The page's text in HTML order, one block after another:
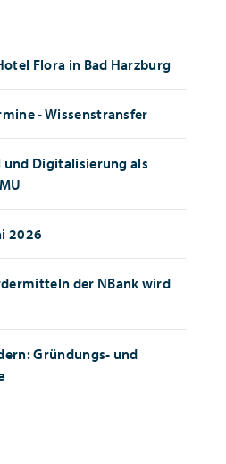
Flora in Bad Harzburg
- Wissenstransfer
und Digitalisierung als
2026
der NBank wird
Gründungs- und